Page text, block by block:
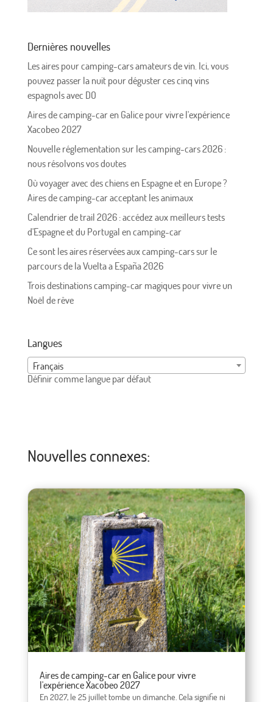
Dernières nouvelles
Les aires pour camping-cars amateurs de vin. Ici, vous
pouvez passer la nuit pour déguster ces cinq vins
espagnols avec DO
Aires de camping-car en Galice pour vivre l'expérience
Xacobeo 2027
Nouvelle réglementation sur les camping-cars 2026 :
nous résolvons vos doutes
Où voyager avec des chiens en Espagne et en Europe ?
Aires de camping-car acceptant les animaux
Calendrier de trail 2026 : accédez aux meilleurs tests
d'Espagne et du Portugal en camping-car
Ce sont les aires réservées aux camping-cars sur le
parcours de la Vuelta a España 2026
Trois destinations camping-car magiques pour vivre un
Noël de rêve
Langues
Français
Définir comme langue par défaut
Nouvelles connexes:
Aires de camping-car en Galice pour vivre
l'expérience Xacobeo 2027
En 2027, le 25 juillet tombe un dimanche. Cela signifie ni